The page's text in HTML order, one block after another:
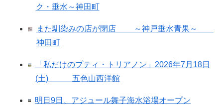
ク・垂水～神田町
また馴染みの店が閉店 ～神戸垂水青果～
神田町
「私だけのプティ・トリアノン」2026年7月18日
(土) 五色山西洋館
明日9日、アジュール舞子海水浴場オープン